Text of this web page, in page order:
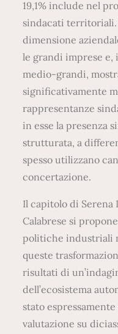
19,1% include nel
sindacati territoriali.
dimensione
le grandi imprese e,
medio-grandi,
significativamente
rappresentanze
in esse la presenza
strutturata, a
spesso utilizzano
concertazione.
Il capitolo di Serena
Calabrese si
politiche industriali
queste
risultati di
dell’ecosistema
stato
valutazione su